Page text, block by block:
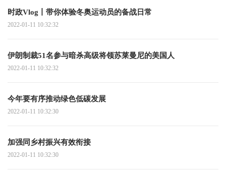
时政Vlog丨带你体验冬奥运动员的备战日常
2022-01-11 10:32:32
伊朗制裁51名参与暗杀高级将领苏莱曼尼的美国人
2022-01-11 10:32:32
今年要有序推动绿色低碳发展
2022-01-11 10:32:30
加强同乡村振兴有效衔接
2022-01-11 10:32:30